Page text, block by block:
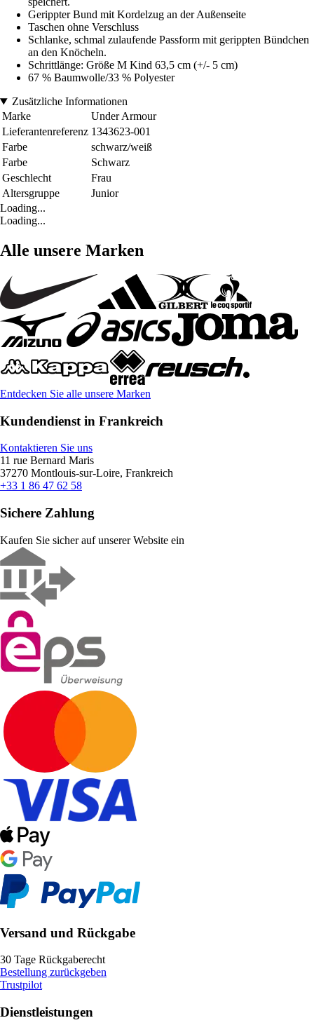
Gerippter Bund mit Kordelzug an der Außenseite
Taschen ohne Verschluss
Schlanke, schmal zulaufende Passform mit gerippten Bündchen
an den Knöcheln.
Schrittlänge: Größe M Kind 63,5 cm (+/- 5 cm)
67 % Baumwolle/33 % Polyester
Zusätzliche Informationen
Marke
Under Armour
Lieferantenreferenz 1343623-001
Farbe
schwarz/weiß
Farbe
Schwarz
Geschlecht
Frau
Altersgruppe
Junior
Loading...
Loading...
Alle unsere Marken
Entdecken Sie alle unsere Marken
Kundendienst in Frankreich
Kontaktieren Sie uns
11 rue Bernard Maris
37270 Montlouis-sur-Loire, Frankreich
+33 1 86 47 62 58
Sichere Zahlung
Kaufen Sie sicher auf unserer Website ein
Versand und Rückgabe
30 Tage Rückgaberecht
Bestellung zurückgeben
Trustpilot
Dienstleistungen